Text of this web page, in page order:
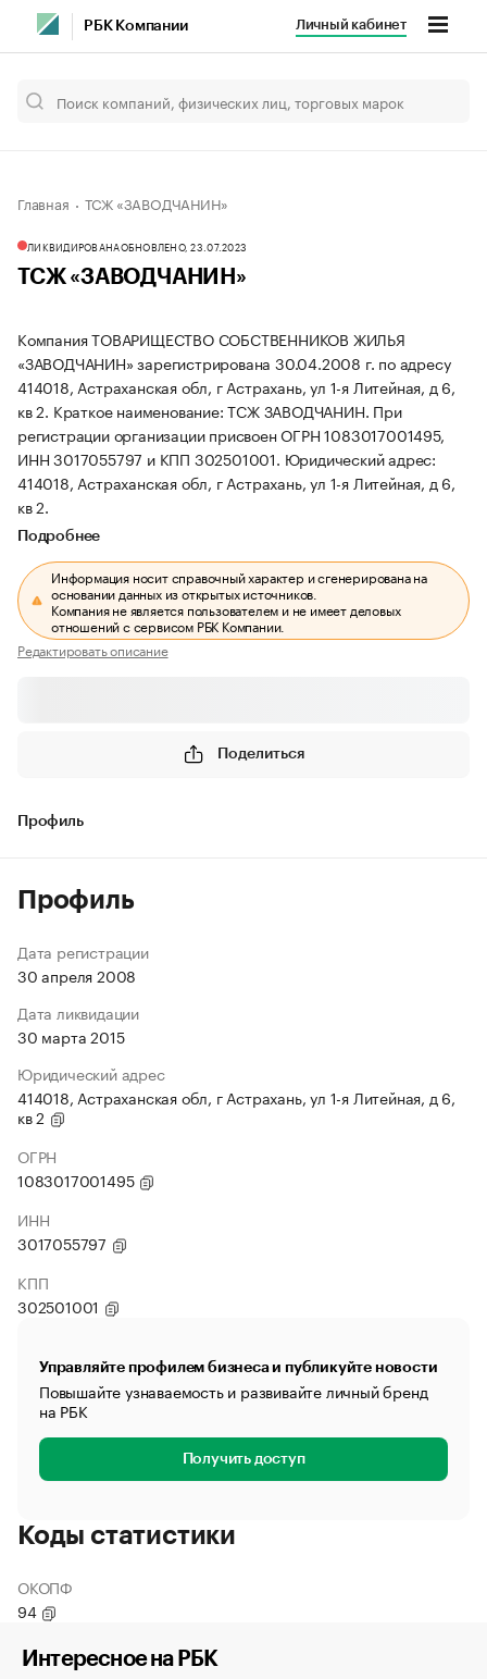
РБК Компании Личный кабинет
Главная ТСЖ «ЗАВОДЧАНИН»
ЛИКВИДИРОВАНАОБНОВЛЕНО, 23.07.2023
ТСЖ «ЗАВОДЧАНИН»
Компания ТОВАРИЩЕСТВО СОБСТВЕННИКОВ ЖИЛЬЯ
«ЗАВОДЧАНИН» зарегистрирована 30.04.2008 г. по адресу
414018, Астраханская обл, г Астрахань, ул 1-я Литейная, д 6,
кв 2. Краткое наименование: ТСЖ ЗАВОДЧАНИН. При
регистрации организации присвоен ОГРН 1083017001495,
ИНН 3017055797 и КПП 302501001. Юридический адрес:
414018, Астраханская обл, г Астрахань, ул 1-я Литейная, д 6,
кв 2.
Подробнее
Информация носит справочный характер и сгенерирована на
основании данных из открытых источников.
Компания не является пользователем и не имеет деловых
отношений с сервисом РБК Компании.
Редактировать описание
Поделиться
Профиль
Профиль
Дата регистрации
30 апреля 2008
Дата ликвидации
30 марта 2015
Юридический адрес
414018, Астраханская обл, г Астрахань, ул 1-я Литейная, д 6,
кв 2
ОГРН
1083017001495
ИНН
3017055797
КПП
302501001
Управляйте профилем бизнеса и публикуйте новости
Повышайте узнаваемость и развивайте личный бренд
на РБК
Получить доступ
Коды статистики
ОКОПФ
94
Интересное на РБК